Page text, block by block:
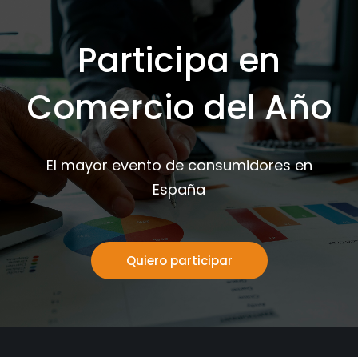
Participa en
Comercio del Año
El mayor evento de consumidores en
España
Quiero participar